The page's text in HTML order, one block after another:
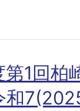
1回柏
和